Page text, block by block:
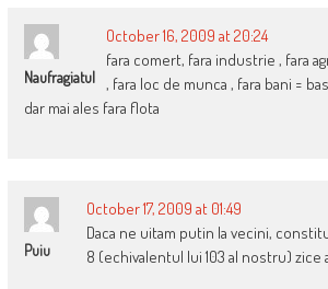
Naufragiatul
October 16, 2009 at 20:24
fara comert, fara industrie , fara
, fara loc de munca , fara bani =
dar mai ales fara flota
Puiu
October 17, 2009 at 01:49
Daca ne uitam putin la vecini,
8 (echivalentul lui 103 al nostru) zice